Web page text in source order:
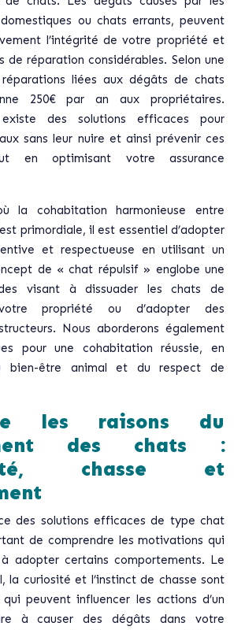
ou chats errants, peuvent
l’intégrité de votre propriété et
de réparation considérables. Selon une
liées aux dégâts de chats
250€ par an aux propriétaires.
des solutions efficaces pour
sans leur nuire et ainsi prévenir ces
en optimisant votre assurance
la cohabitation harmonieuse entre
est primordiale, il est essentiel d’adopter
et respectueuse en utilisant un
de « chat répulsif » englobe une
visant à dissuader les chats de
propriété ou d’adopter des
Nous aborderons également
pour une cohabitation réussie, en
bien-être animal et du respect de
les raisons du
des chats :
chasse et
des solutions efficaces de type chat
de comprendre les motivations qui
adopter certains comportements. Le
la curiosité et l’instinct de chasse sont
peuvent influencer les actions d’un
à causer des dégâts dans votre